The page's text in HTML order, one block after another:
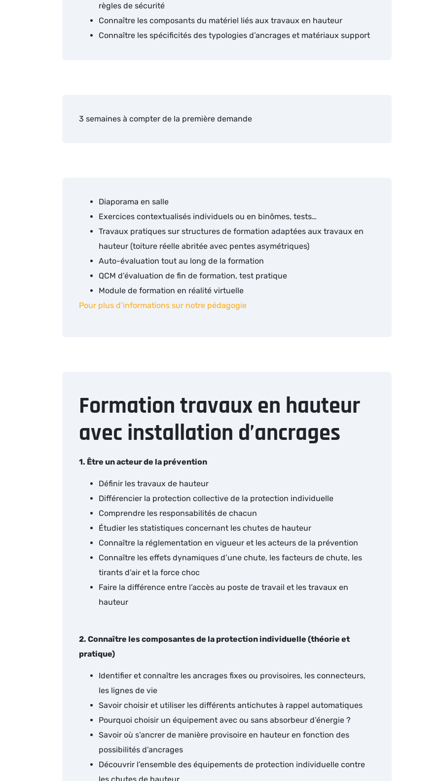
règles de sécurité
Connaître les composants du matériel liés aux travaux en hauteur
Connaître les spécificités des typologies d’ancrages et matériaux support
3 semaines à compter de la première demande
Diaporama en salle
Exercices contextualisés individuels ou en binômes, tests…
Travaux pratiques sur structures de formation adaptées aux travaux en
hauteur (toiture réelle abritée avec pentes asymétriques)
Auto-évaluation tout au long de la formation
QCM d’évaluation de fin de formation, test pratique
Module de formation en réalité virtuelle
Pour plus d’informations sur notre pédagogie
Formation travaux en hauteur
avec installation d’ancrages
1. Être un acteur de la prévention
Définir les travaux de hauteur
Différencier la protection collective de la protection individuelle
Comprendre les responsabilités de chacun
Étudier les statistiques concernant les chutes de hauteur
Connaître la réglementation en vigueur et les acteurs de la prévention
Connaître les effets dynamiques d’une chute, les facteurs de chute, les
tirants d’air et la force choc
Faire la différence entre l’accès au poste de travail et les travaux en
hauteur
2. Connaître les composantes de la protection individuelle (théorie et
pratique)
Identifier et connaître les ancrages fixes ou provisoires, les connecteurs,
les lignes de vie
Savoir choisir et utiliser les différents antichutes à rappel automatiques
Pourquoi choisir un équipement avec ou sans absorbeur d’énergie ?
Savoir où s’ancrer de manière provisoire en hauteur en fonction des
possibilités d’ancrages
Découvrir l’ensemble des équipements de protection individuelle contre